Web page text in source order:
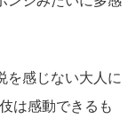
を感じない大人に
は感動できるも